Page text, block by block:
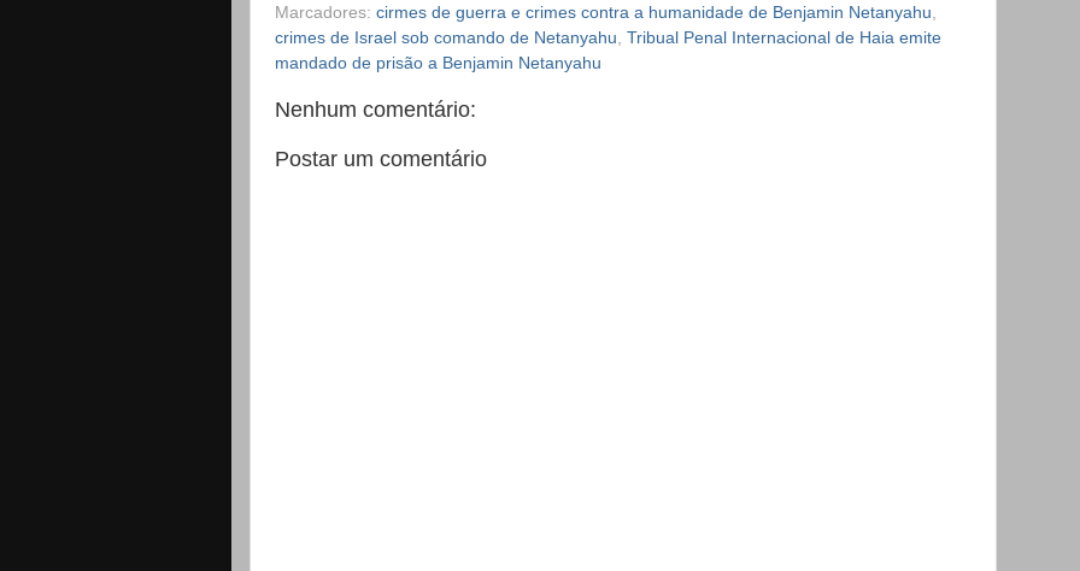
Marcadores: cirmes de guerra e crimes contra a humanidade de Benjamin Netanyahu
crimes de Israel sob comando de Netanyahu Tribual Penal Internacional de Haia emite
mandado de prisão a Benjamin Netanyahu
Nenhum comentário:
Postar um comentário